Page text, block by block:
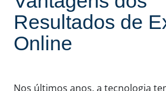
Resultados de
Online
Nos últimos anos, a tecnologia